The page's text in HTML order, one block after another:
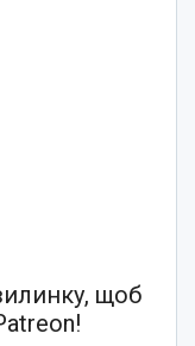
щоб